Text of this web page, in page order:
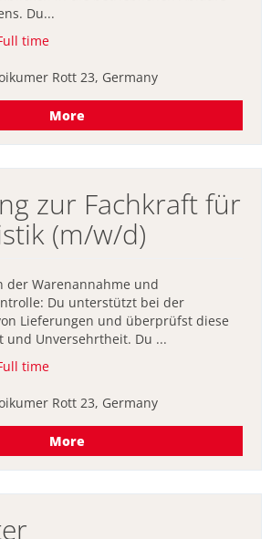
Du...
time
Rott 23, Germany
More
zur Fachkraft für
(m/w/d)
der Warenannahme und
Du unterstützt bei der
Lieferungen und überprüfst diese
und Unversehrtheit. Du ...
time
Rott 23, Germany
More